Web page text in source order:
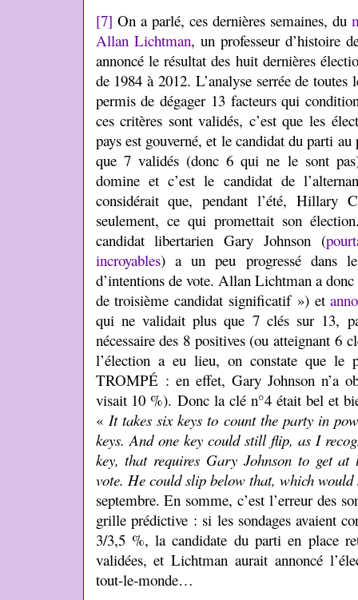
[7] On a parlé, ces dernières semaines, du
Allan Lichtman, un professeur d’histoire
annoncé le résultat des huit dernières
de 1984 à 2012. L’analyse serrée de
permis de dégager 13 facteurs qui
ces critères sont validés, c’est que les
pays est gouverné, et le candidat du parti
que 7 validés (donc 6 qui ne le sont
domine et c’est le candidat de
considérait que, pendant l’été, Hillary
seulement, ce qui promettait son
candidat libertarien Gary Johnson (
incroyables) a un peu progressé dans
d’intentions de vote. Allan Lichtman a
de troisième candidat significatif ») et
qui ne validait plus que 7 clés sur 13,
nécessaire des 8 positives (ou atteignant 6
l’élection a eu lieu, on constate que le
TROMPÉ : en effet, Gary Johnson n’a
visait 10 %). Donc la clé n°4 était bel et
« It takes six keys to count the party in
keys. And one key could still flip, as I
key, that requires Gary Johnson to get
vote. He could slip below that, which
septembre. En somme, c’est l’erreur des
grille prédictive : si les sondages avaient
3/3,5 %, la candidate du parti en place
validées, et Lichtman aurait annoncé
tout-le-monde…